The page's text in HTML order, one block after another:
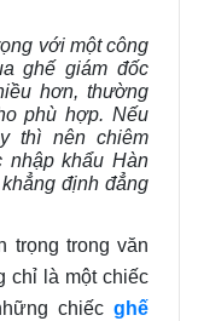
với một công
ghế giám đốc
hơn, thường
phù hợp. Nếu
thì nên chiêm
nhập khẩu Hàn
định đẳng
trọng trong văn
chỉ là một chiếc
chiếc ghế